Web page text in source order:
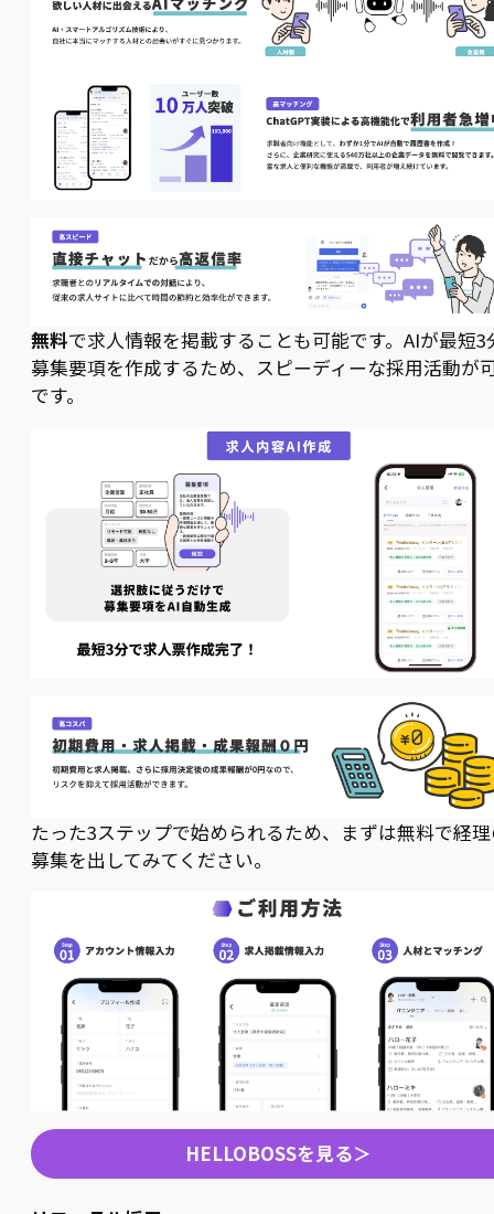
無料で求人情報を掲載することも可能です。AIが最短3
募集要項を作成するため、スピーディーな採用活動が
です。
たった3ステップで始められるため、まずは無料で経
募集を出してみてください。
HELLOBOSSを見る＞